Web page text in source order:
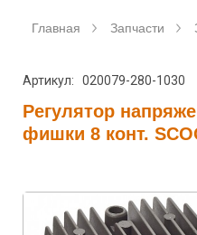
Главная Запчасти
Артикул: 020079-280-1030
Регулятор
фишки 8 конт.